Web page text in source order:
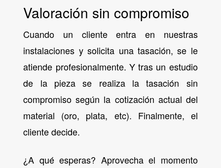
Valoración sin compromiso
Cuando un cliente entra en nuestras
instalaciones y solicita una tasación, se le
atiende profesionalmente. Y tras un estudio
de la pieza se realiza la tasación sin
compromiso según la cotización actual del
material (oro, plata, etc). Finalmente, el
cliente decide.
¿A qué esperas? Aprovecha el momento